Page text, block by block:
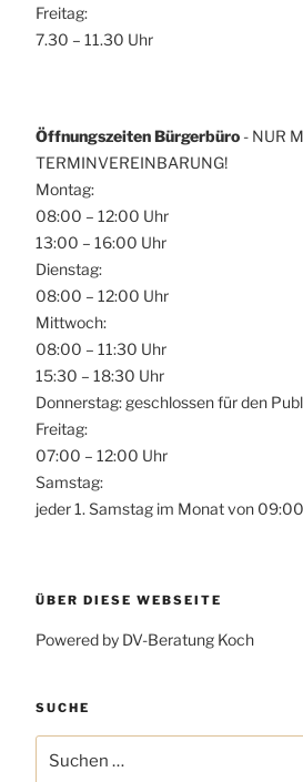
Freitag:
7.30 – 11.30 Uhr
Öffnungszeiten Bürgerbüro - NUR
TERMINVEREINBARUNG!
Montag:
08:00 – 12:00 Uhr
13:00 – 16:00 Uhr
Dienstag:
08:00 – 12:00 Uhr
Mittwoch:
08:00 – 11:30 Uhr
15:30 – 18:30 Uhr
Donnerstag: geschlossen für den
Freitag:
07:00 – 12:00 Uhr
Samstag:
jeder 1. Samstag im Monat von
ÜBER DIESE WEBSEITE
Powered by DV-Beratung Koch
SUCHE
nach: